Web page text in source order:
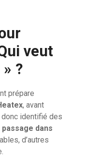
veut
?
prépare
, avant
donc identifié des
passage dans
d’autres